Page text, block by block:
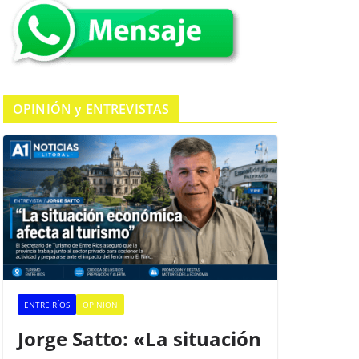
OPINIÓN y ENTREVISTAS
ENTRE RÍOS OPINION
Jorge Satto: «La situación